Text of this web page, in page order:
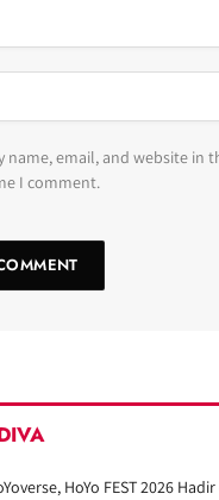
name, email, and website in
I comment.
HoYo FEST 2026